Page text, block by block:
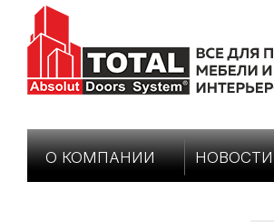
О КОМПАНИИ НОВОСТИ